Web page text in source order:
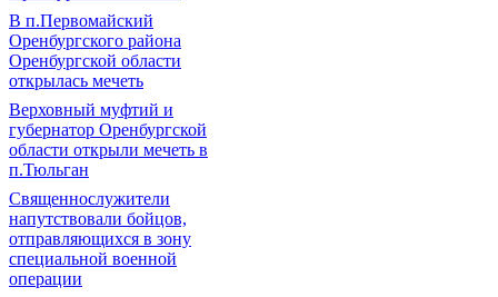
В п.Первомайский
Оренбургского района
Оренбургской области
открылась мечеть
Верховный муфтий и
губернатор Оренбургской
области открыли мечеть в
п.Тюльган
Священнослужители
напутствовали бойцов,
отправляющихся в зону
специальной военной
операции